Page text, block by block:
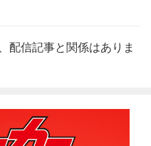
配信記事と関係はありま